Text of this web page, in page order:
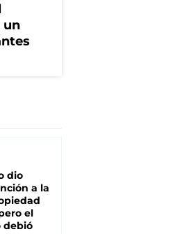
un
dio
a la
el
debió